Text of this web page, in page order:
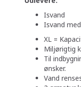
Isvand
Isvand
XL =
Miljørigtig
Til
ønsker.
Vand